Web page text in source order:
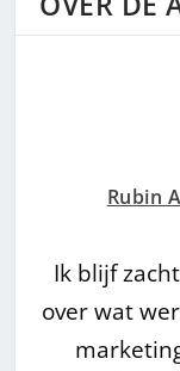
Rubin
Ik blijf
over wat